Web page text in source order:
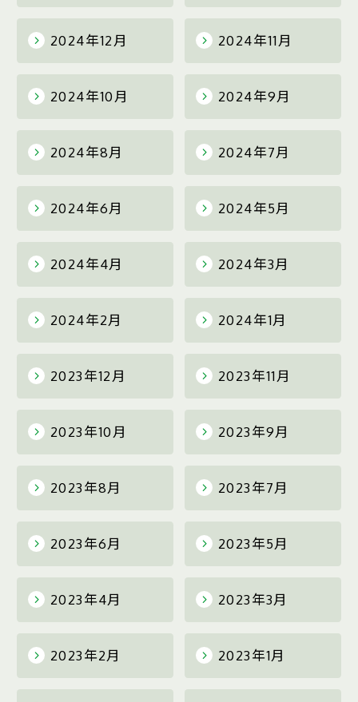
2024年12月 2024年11月
2024年10月 2024年9月
2024年8月 2024年7月
2024年6月 2024年5月
2024年4月 2024年3月
2024年2月 2024年1月
2023年12月 2023年11月
2023年10月 2023年9月
2023年8月 2023年7月
2023年6月 2023年5月
2023年4月 2023年3月
2023年2月 2023年1月